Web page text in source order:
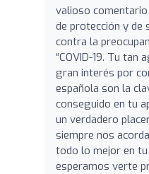
valioso
de protección y de
contra la
“COVID-19. Tu tan
gran interés por
española son la
conseguido en tu
un verdadero
siempre nos
todo lo mejor en
esperamos verte